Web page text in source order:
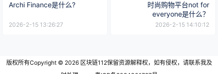
Archi Finance是什么?
2026-2-15 13:26:27
时尚购物平台not for
everyone是什么？
2026-2-15 14:10:12
版权所有Copyright © 2026区块链112保留资源解释权，如有侵权，请联系我及